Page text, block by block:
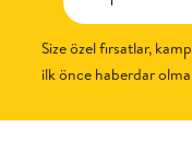
Size özel fırsatlar,
ilk önce haberdar